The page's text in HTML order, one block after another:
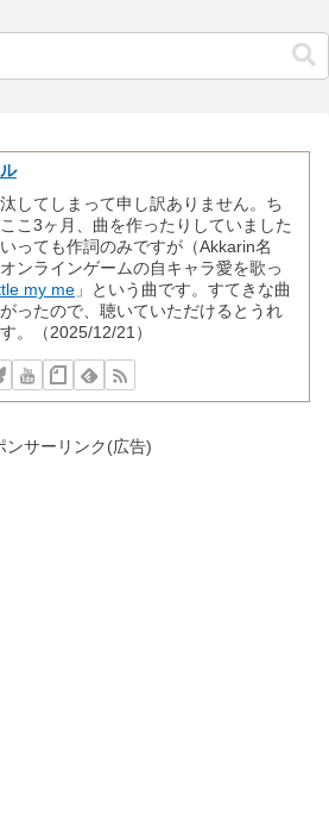
してしまって申し訳ありません。ち
こ3ヶ月、曲を作ったりしていました
っても作詞のみですが（Akkarin名
ンラインゲームの自キャラ愛を歌っ
my me 」という曲です。すてきな曲
ったので、聴いていただけるとうれ
。（2025/12/21）
ンサーリンク(広告)